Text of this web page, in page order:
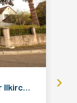
Appartement combles à aménager llkirch Graffenstaden 44,3m2...